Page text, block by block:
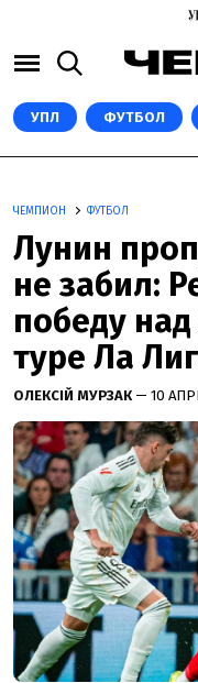
УПЛ ФУТБОЛ
ЧЕМПИОН ФУТБОЛ
Лунин
не забил:
победу
туре Ла
ОЛЕКСІЙ МУРЗАК — 10